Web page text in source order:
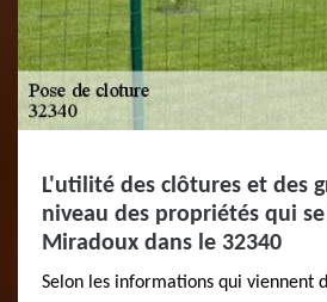
L'utilité des clôtures et des
niveau des propriétés qui
Miradoux dans le 32340
Selon les informations qui viennent